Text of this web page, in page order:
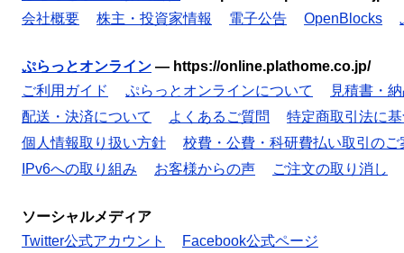
会社概要
株主・投資家情報 電子公告 OpenBlocks
ぷらっとオンライン — https://online.plathome.co.jp/
ご利用ガイド
ぷらっとオンラインについて
見積書・
配送・決済について
よくあるご質問
特定商取引法に
個人情報取り扱い方針
校費・公費・科研費払い取引のご
IPv6への取り組み
お客様からの声 ご注文の取り消し
ソーシャルメディア
Twitter公式アカウント
Facebook公式ページ